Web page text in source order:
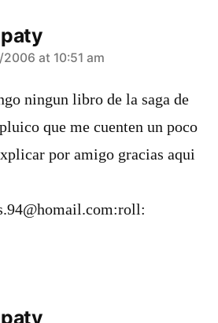
at 10:51 am
ningun libro de la saga de
que me cuenten un poco
por amigo gracias aqui